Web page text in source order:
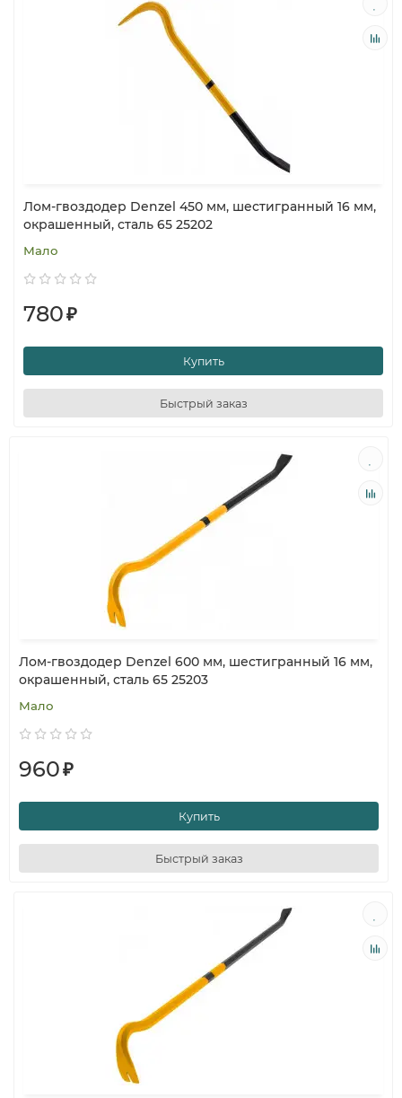
Лом-гвоздодер Denzel 450 мм, шестигранный 16 мм,
окрашенный, сталь 65 25202
Мало
780₽
Купить
Быстрый заказ
Лом-гвоздодер Denzel 600 мм, шестигранный 16 мм,
окрашенный, сталь 65 25203
Мало
960₽
Купить
Быстрый заказ